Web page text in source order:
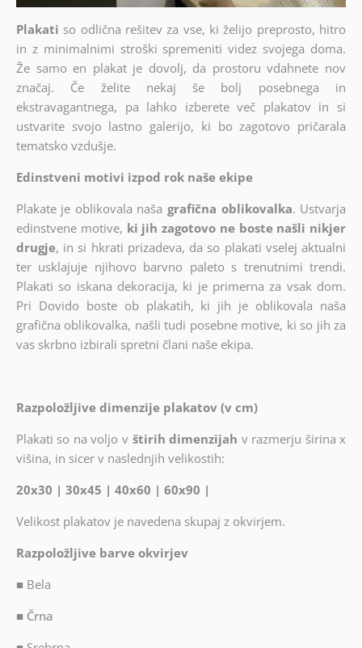
Plakati so odlična rešitev za vse, ki želijo preprosto, hitro
in z minimalnimi stroški spremeniti videz svojega doma.
Že samo en plakat je dovolj, da prostoru vdahnete nov
značaj. Če želite nekaj še bolj posebnega in
ekstravagantnega, pa lahko izberete več plakatov in si
ustvarite svojo lastno galerijo, ki bo zagotovo pričarala
tematsko vzdušje.
Edinstveni motivi izpod rok naše ekipe
Plakate je oblikovala naša grafična oblikovalka. Ustvarja
edinstvene motive, ki jih zagotovo ne boste našli nikjer
drugje, in si hkrati prizadeva, da so plakati vselej aktualni
ter usklajuje njihovo barvno paleto s trenutnimi trendi.
Plakati so iskana dekoracija, ki je primerna za vsak dom.
Pri Dovido boste ob plakatih, ki jih je oblikovala naša
grafična oblikovalka, našli tudi posebne motive, ki so jih za
vas skrbno izbirali spretni člani naše ekipa.
Razpoložljive dimenzije plakatov (v cm)
Plakati so na voljo v štirih dimenzijah v razmerju širina x
višina, in sicer v naslednjih velikostih:
20x30 | 30x45 | 40x60 | 60x90 |
Velikost plakatov je navedena skupaj z okvirjem.
Razpoložljive barve okvirjev
■ Bela
■ Črna